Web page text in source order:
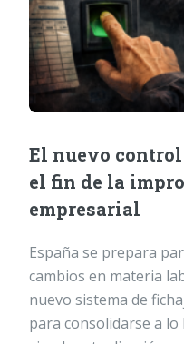
El nuevo
el fin de la
empresarial
España se prepara
cambios en materia
nuevo sistema de
para consolidarse a